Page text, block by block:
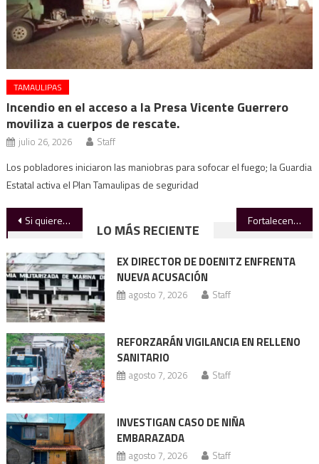
TAMAULIPAS
Incendio en el acceso a la Presa Vicente Guerrero
moviliza a cuerpos de rescate.
julio 26, 2026 Staff
Los pobladores iniciaron las maniobras para sofocar el fuego; la Guardia
Estatal activa el Plan Tamaulipas de seguridad
Navegación
de
entradas
Si quieren ser candidatos, renuncien: AVA Fortalecen conservación de calles
LO MÁS RECIENTE
EX DIRECTOR DE DOENITZ ENFRENTA
NUEVA ACUSACIÓN
agosto 7, 2026 Staff
REFORZARÁN VIGILANCIA EN RELLENO
SANITARIO
agosto 7, 2026 Staff
INVESTIGAN CASO DE NIÑA
EMBARAZADA
agosto 7, 2026 Staff